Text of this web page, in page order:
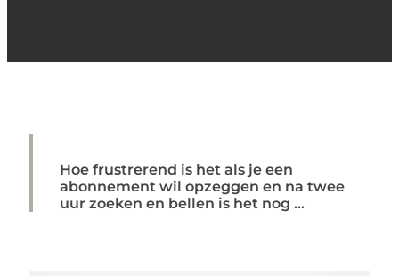
Hoe frustrerend is het als je een
abonnement wil opzeggen en na twee
uur zoeken en bellen is het nog ...